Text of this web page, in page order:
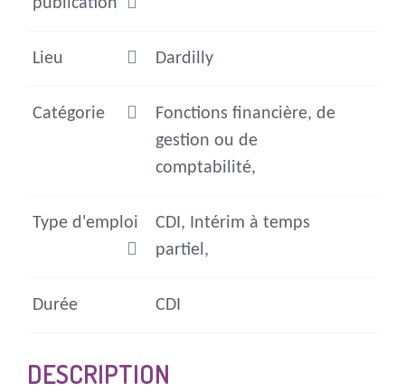
publication
Lieu Dardilly
Catégorie
Fonctions financière, de
gestion ou de
comptabilité,
Type d'emploi
CDI, Intérim à temps
partiel,
Durée CDI
DESCRIPTION